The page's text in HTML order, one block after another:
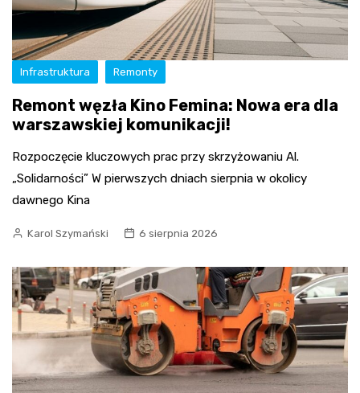
Infrastruktura Remonty
Remont węzła Kino Femina: Nowa era dla
warszawskiej komunikacji!
Rozpoczęcie kluczowych prac przy skrzyżowaniu Al.
„Solidarności” W pierwszych dniach sierpnia w okolicy
dawnego Kina
Karol Szymański 6 sierpnia 2026